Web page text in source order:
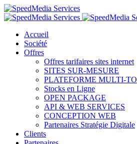
Accueil
Société
Offres
Offres tarifaires sites internet
SITES SUR-MESURE
PLATEFORME MULTI-TO
Stocks en Ligne
OPEN PACKAGE
API & WEB SERVICES
CONCEPTION WEB
Partenaires Stratégie Digitale
Clients